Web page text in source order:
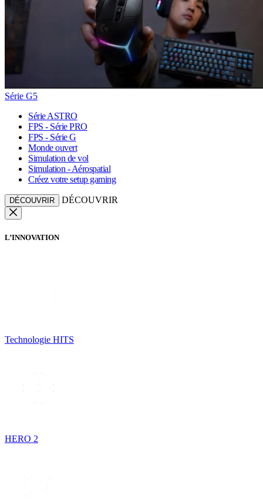
Série G5
Série ASTRO
FPS - Série PRO
FPS - Série G
Monde ouvert
Simulation de vol
Simulation - Aérospatial
Créez votre setup gaming
DÉCOUVRIR DÉCOUVRIR
L’INNOVATION
Technologie HITS
HERO 2